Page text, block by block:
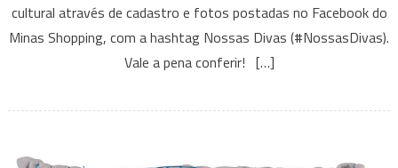
cultural através de cadastro e fotos postadas no Facebook do
Minas Shopping, com a hashtag Nossas Divas (#NossasDivas).
Vale a pena conferir! […]